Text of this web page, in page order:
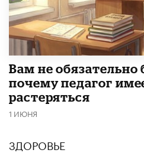
​Вам не обязательно
почему педагог
растеряться
1 ИЮНЯ
ЗДОРОВЬЕ